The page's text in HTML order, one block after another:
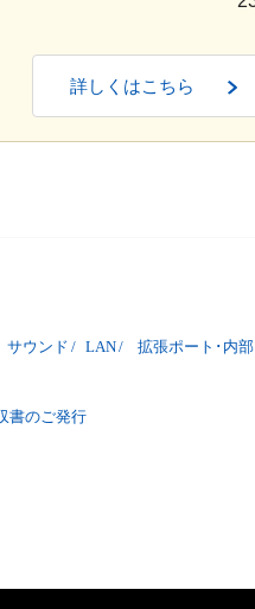
詳しくはこちら
サウンド / LAN/ 拡張ポート･内
書のご発行